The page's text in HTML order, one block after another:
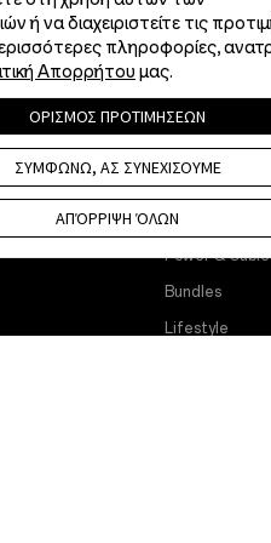
Tablet
Wearables
Audio
Cases &
Power &
Bundles
Lifestyle
ή να διαχειριστείτε τις
πληροφορίες,
Απορρήτου μας.
ΟΡΙΣΜΟΣ ΠΡΟΤΙΜΗΣΕΩΝ
ΣΥΜΦΩΝΩ, ΑΣ ΣΥΝΕΧΙΣΟΥΜΕ
ΑΠΌΡΡΙΨΗ ΌΛΩΝ